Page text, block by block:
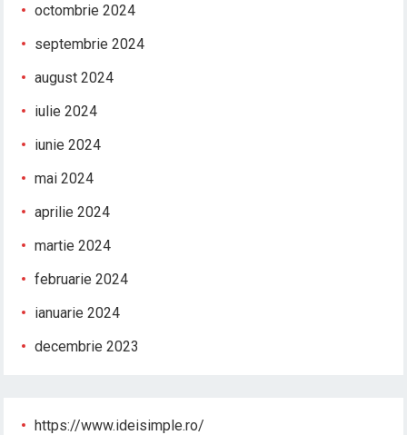
octombrie 2024
septembrie 2024
august 2024
iulie 2024
iunie 2024
mai 2024
aprilie 2024
martie 2024
februarie 2024
ianuarie 2024
decembrie 2023
https://www.ideisimple.ro/